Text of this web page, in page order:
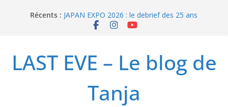
Récents : JAPAN EXPO 2026 : le debrief des 25 ans
Bilan lecture et visionnage de juillet 2026
Enomoto n’est pas un ange
LAST EVE – Le blog de
Tanja